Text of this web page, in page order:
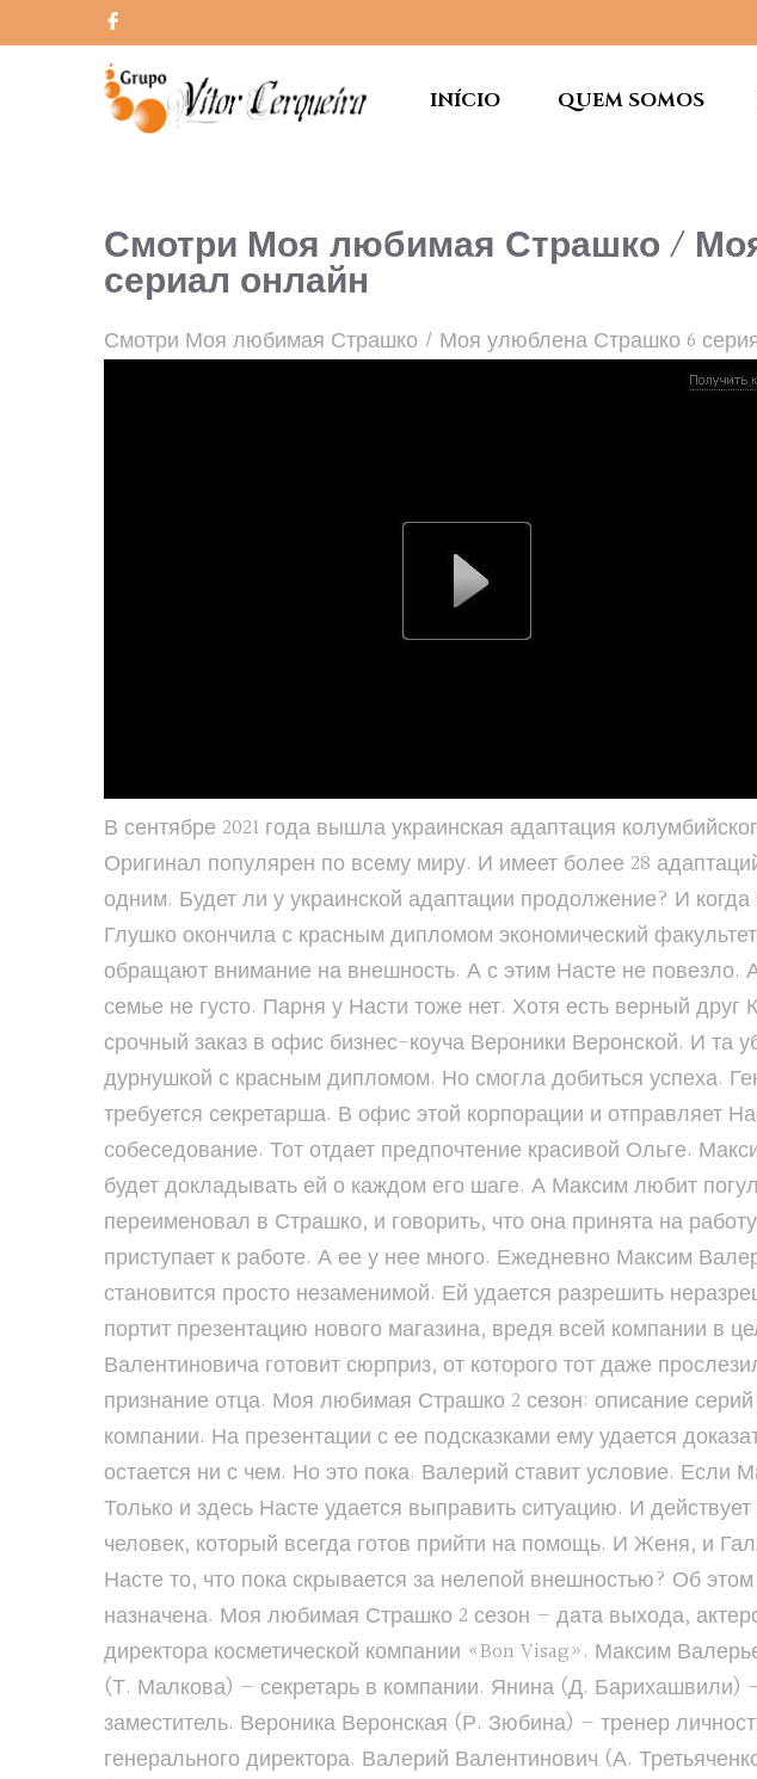
INÍCIO QUEM SOMOS
Смотри Моя любимая Страшко /
сериал онлайн
Смотри Моя любимая Страшко / Моя улюблена Страшко 6 серия
В сентябре 2021 года вышла украинская адаптация
Оригинал популярен по всему миру. И имеет более 28
одним. Будет ли у украинской адаптации продолжение? И
Глушко окончила с красным дипломом экономический
обращают внимание на внешность. А с этим Насте не
семье не густо. Парня у Насти тоже нет. Хотя есть верный
срочный заказ в офис бизнес-коуча Вероники Веронской. И та
дурнушкой с красным дипломом. Но смогла добиться успеха.
требуется секретарша. В офис этой корпорации и отправляет
собеседование. Тот отдает предпочтение красивой Ольге.
будет докладывать ей о каждом его шаге. А Максим любит
переименовал в Страшко, и говорить, что она принята на
приступает к работе. А ее у нее много. Ежедневно Максим
становится просто незаменимой. Ей удается разрешить
портит презентацию нового магазина, вредя всей компании
Валентиновича готовит сюрприз, от которого тот даже
признание отца. Моя любимая Страшко 2 сезон: описание
компании. На презентации с ее подсказками ему удается
остается ни с чем. Но это пока. Валерий ставит условие. Если
Только и здесь Насте удается выправить ситуацию. И
человек, который всегда готов прийти на помощь. И Женя, и
Насте то, что пока скрывается за нелепой внешностью? Об
назначена. Моя любимая Страшко 2 сезон — дата выхода,
директора косметической компании «Bon Visag». Максим
(Т. Малкова) — секретарь в компании. Янина (Д.
заместитель. Вероника Веронская (Р. Зюбина) — тренер
генерального директора. Валерий Валентинович (А.